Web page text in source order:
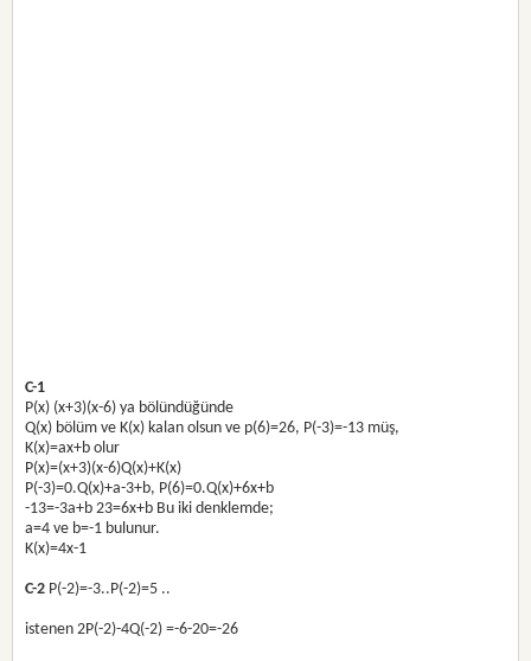
C-1
P(x) (x+3)(x-6) ya bölündüğünde
Q(x) bölüm ve K(x) kalan olsun ve p(6)=26, P(-3)=-13 müş,
K(x)=ax+b olur
P(x)=(x+3)(x-6)Q(x)+K(x)
P(-3)=0.Q(x)+a-3+b, P(6)=0.Q(x)+6x+b
-13=-3a+b 23=6x+b Bu iki denklemde;
a=4 ve b=-1 bulunur.
K(x)=4x-1
C-2 P(-2)=-3..P(-2)=5 ..
istenen 2P(-2)-4Q(-2) =-6-20=-26